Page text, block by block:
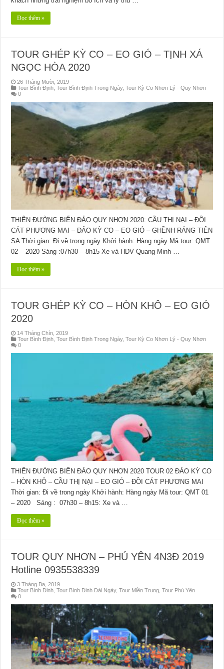
Đọc thêm »
TOUR GHÉP KỲ CO – EO GIÓ – TỊNH XÁ
NGỌC HÒA 2020
26 Tháng Mười, 2019
Tour Bình Định ,Tour Bình Định Trong Ngày,Tour Kỳ Co Nhơn Lý - Quy Nhơn
0
THIÊN ĐƯỜNG BIỂN ĐẢO QUY NHƠN 2020: CẦU THỊ NẠI – ĐỒI
CÁT PHƯƠNG MAI – ĐẢO KỲ CO – EO GIÓ – GHỀNH RÁNG TIÊN
SA Thời gian: Đi về trong ngày Khởi hành: Hàng ngày Mã tour: QMT
02 – 2020 Sáng :07h30 – 8h15 Xe và HDV Quang Minh …
Đọc thêm »
TOUR GHÉP KỲ CO – HÒN KHÔ – EO GIÓ
2020
14 Tháng Chín, 2019
Tour Bình Định ,Tour Bình Định Trong Ngày,Tour Kỳ Co Nhơn Lý - Quy Nhơn
0
THIÊN ĐƯỜNG BIỂN ĐẢO QUY NHƠN 2020 TOUR 02 ĐẢO KỲ CO
– HÒN KHÔ – CẦU THỊ NẠI – EO GIÓ – ĐỒI CÁT PHƯƠNG MAI
Thời gian: Đi về trong ngày Khởi hành: Hàng ngày Mã tour: QMT 01
– 2020 Sáng : 07h30 – 8h15: Xe và …
Đọc thêm »
TOUR QUY NHƠN – PHÚ YÊN 4N3Đ 2019
Hotline 0935538339
3 Tháng Ba, 2019
Tour Bình Định ,Tour Bình Định Dài Ngày,Tour Miền Trung ,Tour Phú Yên
0